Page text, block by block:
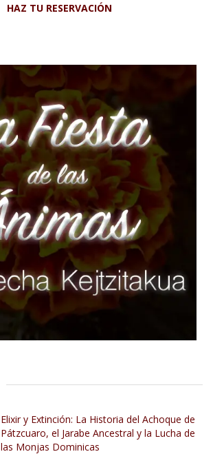
HAZ TU RESERVACIÓN
Elixir y Extinción: La Historia del Achoque de
Pátzcuaro, el Jarabe Ancestral y la Lucha de
las Monjas Dominicas